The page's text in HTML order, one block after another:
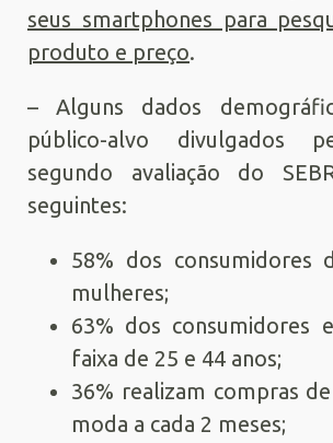
seus smartphones para
produto e preço.
– Alguns dados
público-alvo divulgados
segundo avaliação do
seguintes:
58% dos consumidores
mulheres;
63% dos consumidores
faixa de 25 e 44 anos;
36% realizam compras
moda a cada 2 meses;